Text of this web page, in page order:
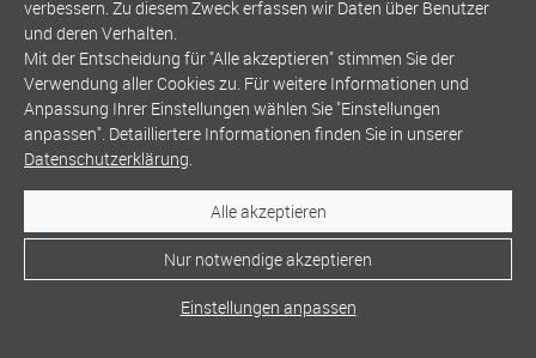
verbessern. Zu diesem Zweck erfassen wir Daten über Benutzer
und deren Verhalten.
Mit der Entscheidung für "Alle akzeptieren" stimmen Sie der
Verwendung aller Cookies zu. Für weitere Informationen und
Anpassung Ihrer Einstellungen wählen Sie "Einstellungen
anpassen". Detailliertere Informationen finden Sie in unserer
Datenschutzerklärung.
Alle akzeptieren
Nur notwendige akzeptieren
Einstellungen anpassen